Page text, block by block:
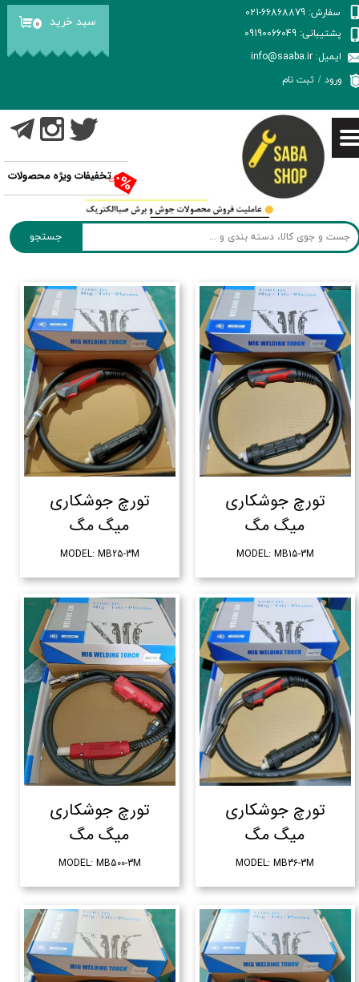
جستجو
ایمیل: info@saaba.ir
سفارش: 66868879-021
۰ سبد خرید
ورود / ثبت نام
حساب کاربری من
تغییر گذر واژه
سفارشات
خروج از حساب کاربری
پشتیبانی: 09190066049
تخفیفات ویژه محصولات
تورچ جوشکاری
میگ مگ
MODEL: MB15-3M
تورچ جوشکاری
میگ مگ
MODEL: MB25-3M
تورچ جوشکاری
میگ مگ
MODEL: MB36-3M
تورچ جوشکاری
میگ مگ
MODEL: MB500-3M